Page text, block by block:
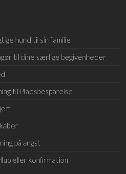
hund til sin familie
til dine særlige begivenheder
til Pladsbesparelse
på angst
eller konfirmation